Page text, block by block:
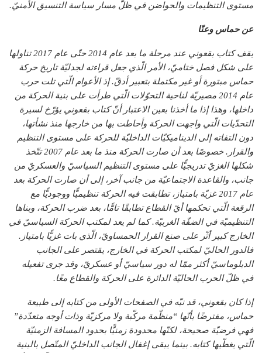
مستوى التنظيمات والحواضن في ظلّ مسار سياسة التنسيق الأمنيّ.
عن حماس وعنّا
يقف كتاب بقعوني عند مرحلة ما بعد عام 2014 حتّى عام 2017 تناولها
على شكل فصل ختاميّ، الأمر الّذي جعل قراءته لجدليّة تاريخ حركة
حماس مبتورة أو غير مكتملة بتعبير أدقّ. إذ الأعوام الّتي تلت حرب
عام 2014 مصيريّة لناحية التحوّلات الّتي طرأت على بنية الحركة من
داخلها، وهذا إذا ما أخذنا بعين الاعتبار أنّ كتاب بقعوني يؤرّخ لسيرة
التحدّيات الّتي واجهت الحركة وأحاطت بها من خارجها منذ نشأتها،
دون التفاته إلى الديناميكيّات الداخليّة للحركة على مستوى التنظيم
والقرار. خصوصًا بعد أن صارت الحركة منذ ما بعد عام 2007 تتّخذ
شكلها الغزيّ تدريجيًّا على مستوى التنظيم السياسيّ والعسكريّ من
جانب، والقاعدة الاجتماعيّة من جانب آخر، إلى أن صارت الحركة بعد
عام 2017 غزيّة بامتياز، تطابقت فيه الحركة تنظيميًّا ووجوديًّا مع
الرقعة الّتي تحكمها أيّ القطاع تطابقًا تامًّا، بعد ضرب الحركة، وبناها
التنظيميّة في الضفّة الغربيّة. كما لم يعد لمكتب الحركة السياسيّ في
الخارج كبير أثّر على صنع القرار الحمساويّ، الّذي بات غزيًّا بامتياز.
فالدور الحاليّ لمكتب الحركة في الخارج، يقتصر على الجانب
الدبلوماسيّ أكثر ممّا له دور سياسيّ أو عسكريّ، وقد جرى تفعيله
في ظلّ الحرب الحاليّة الدائرة على الحركة والقطاع معًا.
إذا كان بقعوني، قد نبّه في الصفحات الأولى من كتابه إلى طبيعة
حماس، مفترضًا بأنّها “منظّمة مركّبة ولا مركزيّة وذات أوجه متعدّدة”
فهي فرضيّة صحيحة، لكنّها محدودة زمنيًّا بحدود المسافة الزمنيّة
الّتي يغطّيها كتابه. بينما يبقى إغفال الجانب الداخليّ المتّصل بالبنية